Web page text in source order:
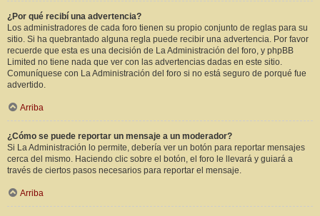
¿Por qué recibí una advertencia?
Los administradores de cada foro tienen su propio conjunto de reglas para su
sitio. Si ha quebrantado alguna regla puede recibir una advertencia. Por favor
recuerde que esta es una decisión de La Administración del foro, y phpBB
Limited no tiene nada que ver con las advertencias dadas en este sitio.
Comuníquese con La Administración del foro si no está seguro de porqué fue
advertido.
Arriba
¿Cómo se puede reportar un mensaje a un moderador?
Si La Administración lo permite, debería ver un botón para reportar mensajes
cerca del mismo. Haciendo clic sobre el botón, el foro le llevará y guiará a
través de ciertos pasos necesarios para reportar el mensaje.
Arriba